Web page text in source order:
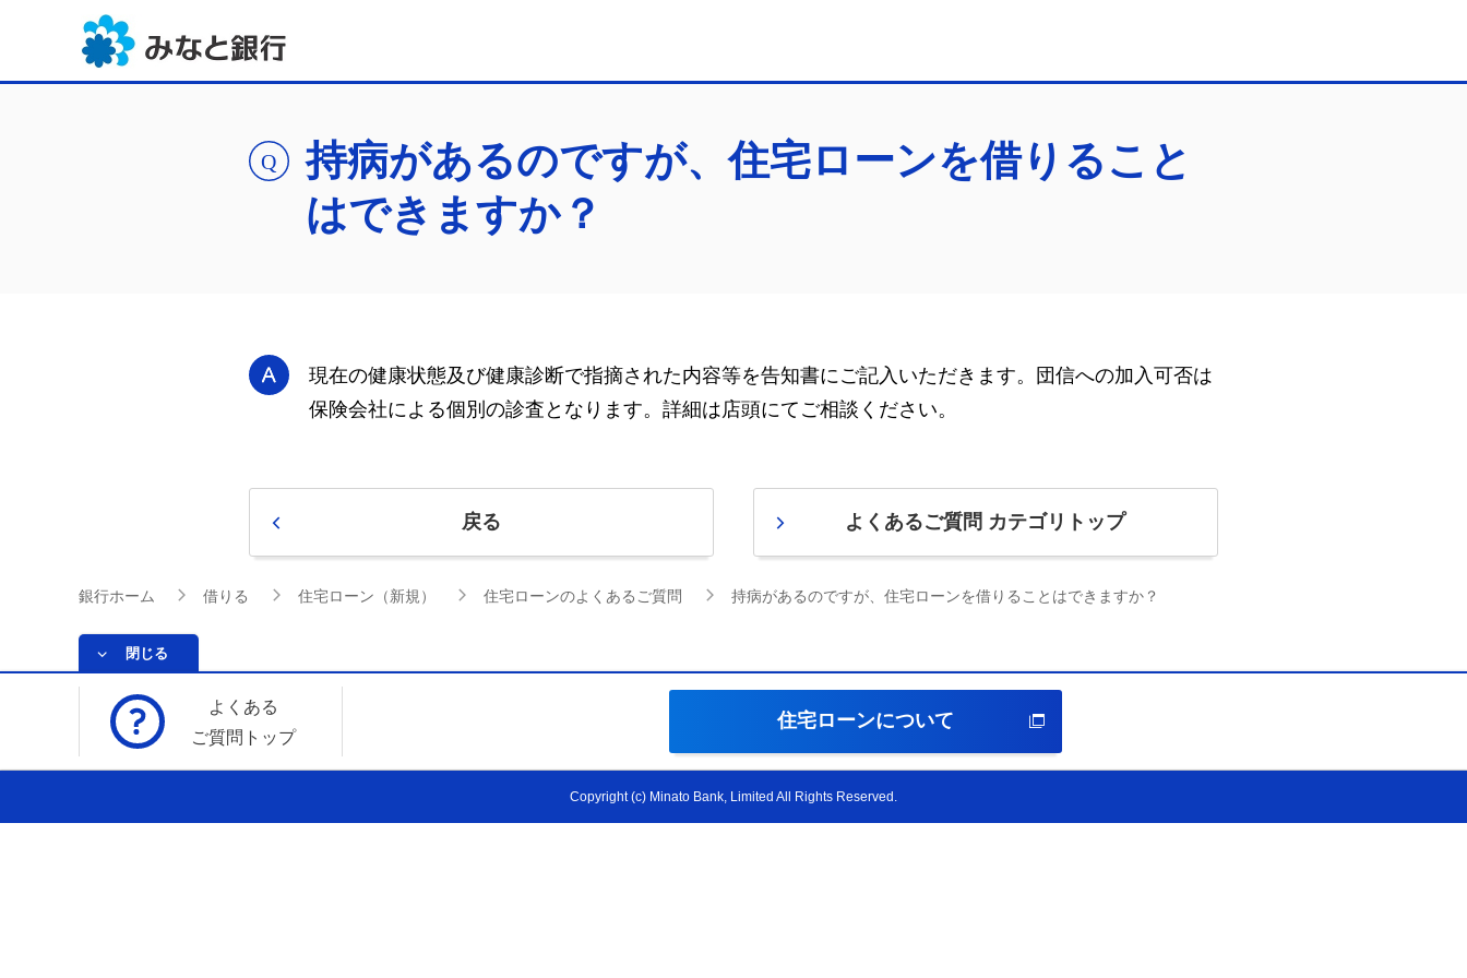
持病があるのですが、住宅ローンを借りること
はできますか？
現在の健康状態及び健康診断で指摘された内容等を告知書にご記入いただきます。団信への加入可否は
保険会社による個別の診査となります。詳細は店頭にてご相談ください。
戻る よくあるご質問 カテゴリトップ
銀行ホーム 借りる 住宅ローン（新規） 住宅ローンのよくあるご質問 持病があるのですが、住宅ローンを借りることはできますか？
閉じる
よくある
ご質問トップ
住宅ローンについて
Copyright (c) Minato Bank, Limited All Rights Reserved.